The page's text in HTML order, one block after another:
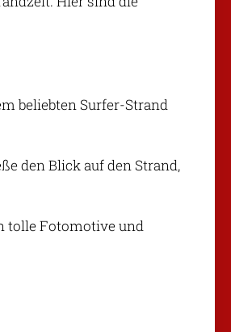
beliebten Surfer-Strand
den Blick auf den Strand,
tolle Fotomotive und